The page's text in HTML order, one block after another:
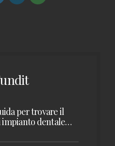
per trovare il
dentale